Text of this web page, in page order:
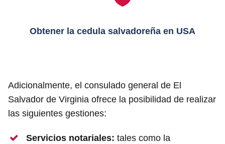
Obtener la cedula salvadoreña en USA
Adicionalmente, el consulado general de El
Salvador de Virginia ofrece la posibilidad de realizar
las siguientes gestiones:
Servicios notariales: tales como la